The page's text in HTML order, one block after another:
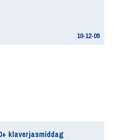
10-12-09
klaverjasmiddag